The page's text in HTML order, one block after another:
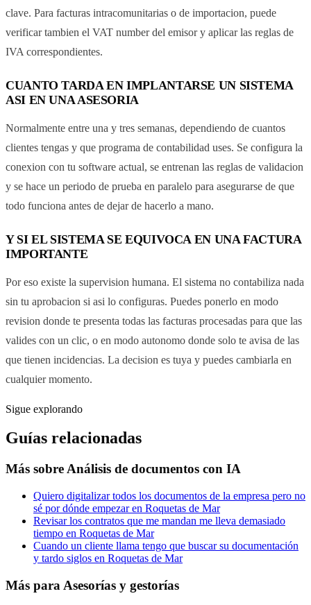
clave. Para facturas intracomunitarias o de importacion, puede
verificar tambien el VAT number del emisor y aplicar las reglas de
IVA correspondientes.
CUANTO TARDA EN IMPLANTARSE UN SISTEMA
ASI EN UNA ASESORIA
Normalmente entre una y tres semanas, dependiendo de cuantos
clientes tengas y que programa de contabilidad uses. Se configura la
conexion con tu software actual, se entrenan las reglas de validacion
y se hace un periodo de prueba en paralelo para asegurarse de que
todo funciona antes de dejar de hacerlo a mano.
Y SI EL SISTEMA SE EQUIVOCA EN UNA FACTURA
IMPORTANTE
Por eso existe la supervision humana. El sistema no contabiliza nada
sin tu aprobacion si asi lo configuras. Puedes ponerlo en modo
revision donde te presenta todas las facturas procesadas para que las
valides con un clic, o en modo autonomo donde solo te avisa de las
que tienen incidencias. La decision es tuya y puedes cambiarla en
cualquier momento.
Sigue explorando
Guías relacionadas
Más sobreAnálisis de documentos con IA
Quiero digitalizar todos los documentos de la empresa pero no
sé por dónde empezar en Roquetas de Mar
Revisar los contratos que me mandan me lleva demasiado
tiempo en Roquetas de Mar
Cuando un cliente llama tengo que buscar su documentación
y tardo siglos en Roquetas de Mar
Más para Asesorías y gestorías